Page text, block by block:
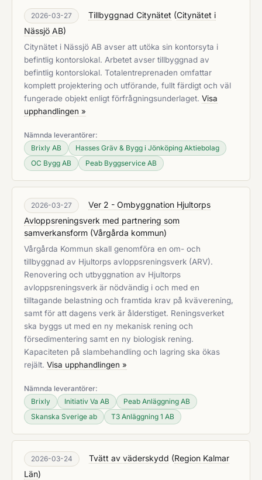
2026-03-27 Tillbyggnad Citynätet (Citynätet i
Nässjö AB)
Citynätet i Nässjö AB avser att utöka sin kontorsyta i
befintlig kontorslokal. Arbetet avser tillbyggnad av
befintlig kontorslokal. Totalentreprenaden omfattar
komplett projektering och utförande, fullt färdigt och väl
fungerade objekt enligt förfrågningsunderlaget. Visa
upphandlingen »
Nämnda leverantörer:
Brixly AB
Hasses Gräv & Bygg i Jönköping Aktiebolag
OC Bygg AB
Peab Byggservice AB
2026-03-27
Ver 2 - Ombyggnation Hjultorps
Avloppsreningsverk med partnering som
samverkansform (Vårgårda kommun)
Vårgårda Kommun skall genomföra en om- och
tillbyggnad av Hjultorps avloppsreningsverk (ARV).
Renovering och utbyggnation av Hjultorps
avloppsreningsverk är nödvändig i och med en
tilltagande belastning och framtida krav på kväverening,
samt för att dagens verk är ålderstiget. Reningsverket
ska byggs ut med en ny mekanisk rening och
försedimentering samt en ny biologisk rening.
Kapaciteten på slambehandling och lagring ska ökas
rejält. Visa upphandlingen »
Nämnda leverantörer:
Brixly
Initiativ Va AB
Peab Anläggning AB
Skanska Sverige ab
T3 Anläggning 1 AB
2026-03-24 Tvätt av väderskydd (Region Kalmar
Län)